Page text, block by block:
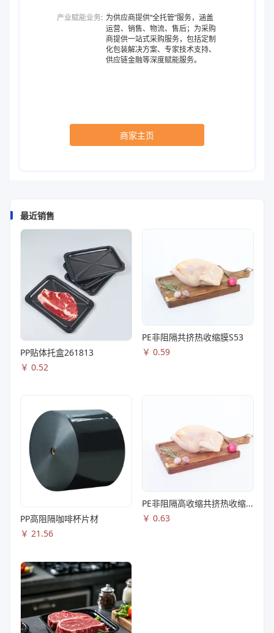
产业赋能业务: 为供应商提供“全托管”服务，涵盖
运营、销售、物流、售后；为采购
商提供一站式采购服务，包括定制
化包装解决方案、专家技术支持、
供应链金融等深度赋能服务。
商家主页
最近销售
PP贴体托盒261813
￥ 0.52
PE非阻隔共挤热收缩膜S53
￥ 0.59
PP高阻隔咖啡杯片材
￥ 21.56
PE非阻隔高收缩共挤热收缩膜S83
￥ 0.63